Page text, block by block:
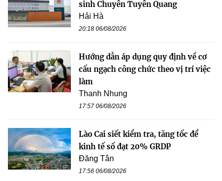
sinh Chuyên Tuyên Quang
Hải Hà
20:18 06/08/2026
Hướng dẫn áp dụng quy định về cơ
cấu ngạch công chức theo vị trí việc
làm
Thanh Nhung
17:57 06/08/2026
Lào Cai siết kiểm tra, tăng tốc để
kinh tế số đạt 20% GRDP
Đăng Tân
17:56 06/08/2026